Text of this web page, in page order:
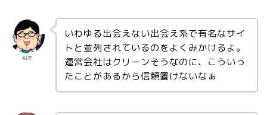
和夫
いわゆる出会えない出会え系で有名なサイ
トと並列されているのをよくみかけるよ。
運営会社はクリーンそうなのに、こういっ
たことがあるから信頼置けないなぁ